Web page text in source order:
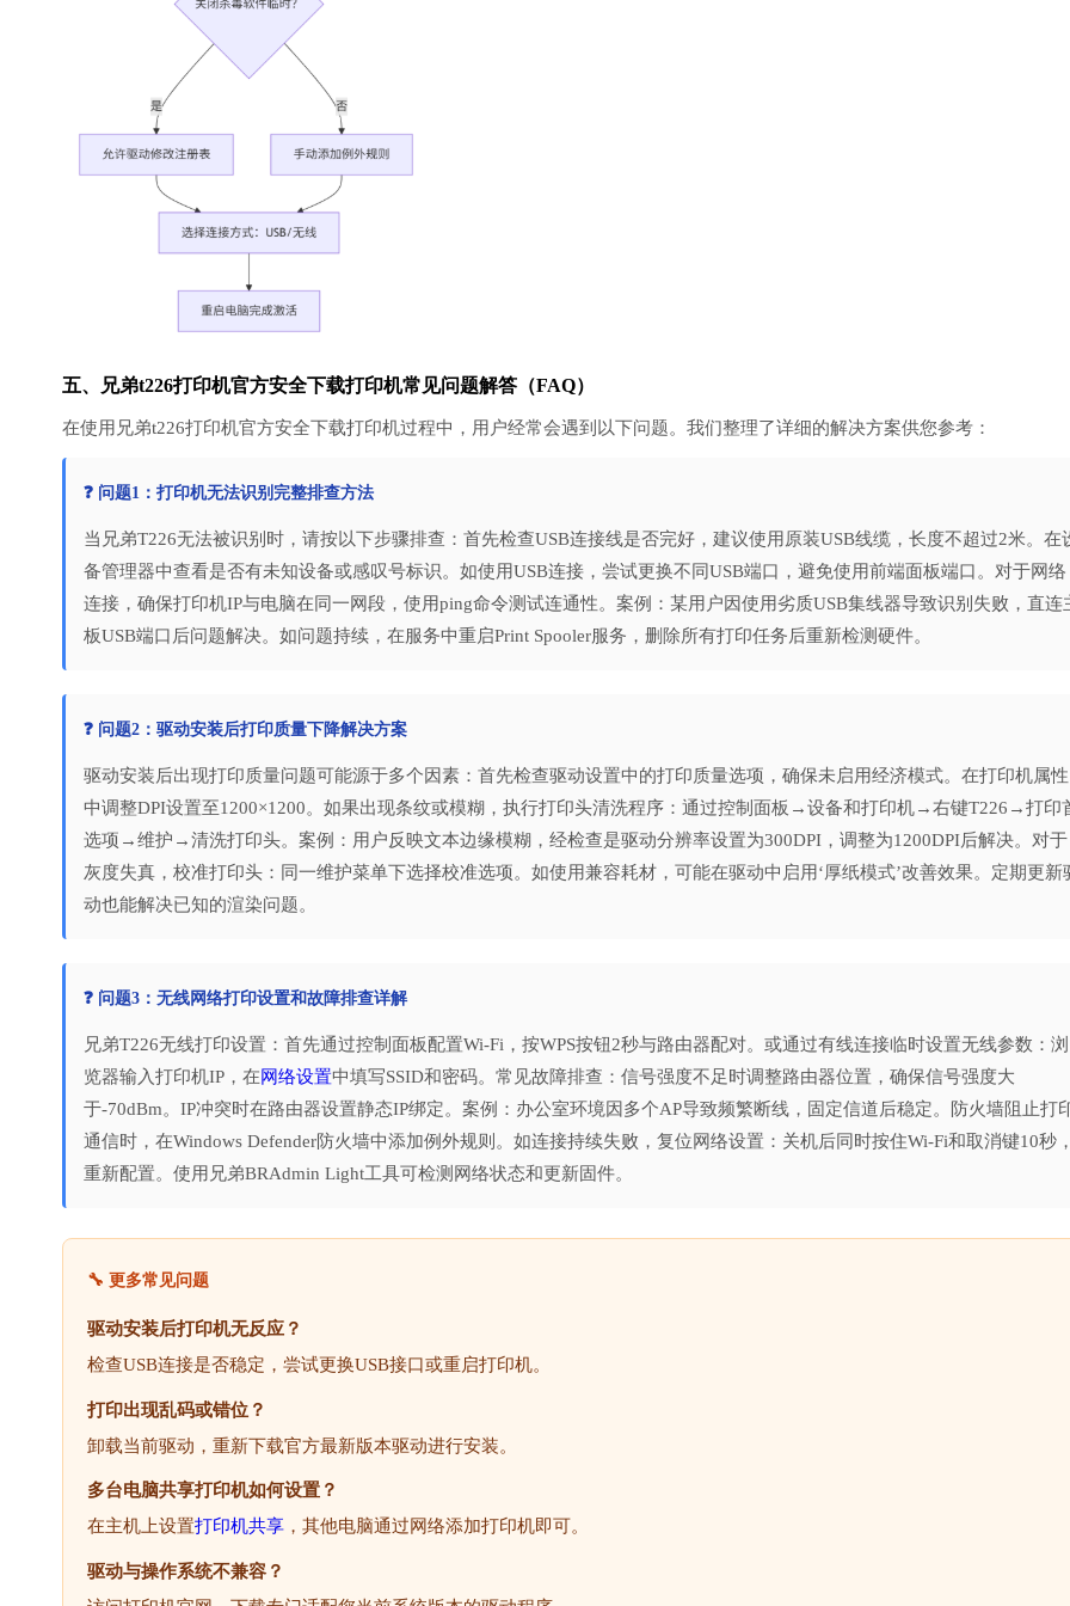
五、兄弟t226打印机官方安全下载打印机常见问题解答（FAQ）
在使用兄弟t226打印机官方安全下载打印机过程中，用户经常会遇到以下问题。我们整理了详细的解决方案供您参考：
❓ 问题1：打印机无法识别完整排查方法
当兄弟T226无法被识别时，请按以下步骤排查：首先检查USB连接线是否完好，建议使用原装USB线缆，长度不超过2米。在
备管理器中查看是否有未知设备或感叹号标识。如使用USB连接，尝试更换不同USB端口，避免使用前端面板端口。对于网络
连接，确保打印机IP与电脑在同一网段，使用ping命令测试连通性。案例：某用户因使用劣质USB集线器导致识别失败，直连
板USB端口后问题解决。如问题持续，在服务中重启Print Spooler服务，删除所有打印任务后重新检测硬件。
❓ 问题2：驱动安装后打印质量下降解决方案
驱动安装后出现打印质量问题可能源于多个因素：首先检查驱动设置中的打印质量选项，确保未启用经济模式。在打印机属性
中调整DPI设置至1200×1200。如果出现条纹或模糊，执行打印头清洗程序：通过控制面板→设备和打印机→右键T226→打印
选项→维护→清洗打印头。案例：用户反映文本边缘模糊，经检查是驱动分辨率设置为300DPI，调整为1200DPI后解决。对于
灰度失真，校准打印头：同一维护菜单下选择校准选项。如使用兼容耗材，可能在驱动中启用‘厚纸模式’改善效果。定期更新
动也能解决已知的渲染问题。
❓ 问题3：无线网络打印设置和故障排查详解
兄弟T226无线打印设置：首先通过控制面板配置Wi-Fi，按WPS按钮2秒与路由器配对。或通过有线连接临时设置无线参数：浏
览器输入打印机IP，在网络设置中填写SSID和密码。常见故障排查：信号强度不足时调整路由器位置，确保信号强度大
于-70dBm。IP冲突时在路由器设置静态IP绑定。案例：办公室环境因多个AP导致频繁断线，固定信道后稳定。防火墙阻止打
通信时，在Windows Defender防火墙中添加例外规则。如连接持续失败，复位网络设置：关机后同时按住Wi-Fi和取消键10秒
重新配置。使用兄弟BRAdmin Light工具可检测网络状态和更新固件。
🔧 更多常见问题
驱动安装后打印机无反应？
检查USB连接是否稳定，尝试更换USB接口或重启打印机。
打印出现乱码或错位？
卸载当前驱动，重新下载官方最新版本驱动进行安装。
多台电脑共享打印机如何设置？
在主机上设置打印机共享 ，其他电脑通过网络添加打印机即可。
驱动与操作系统不兼容？